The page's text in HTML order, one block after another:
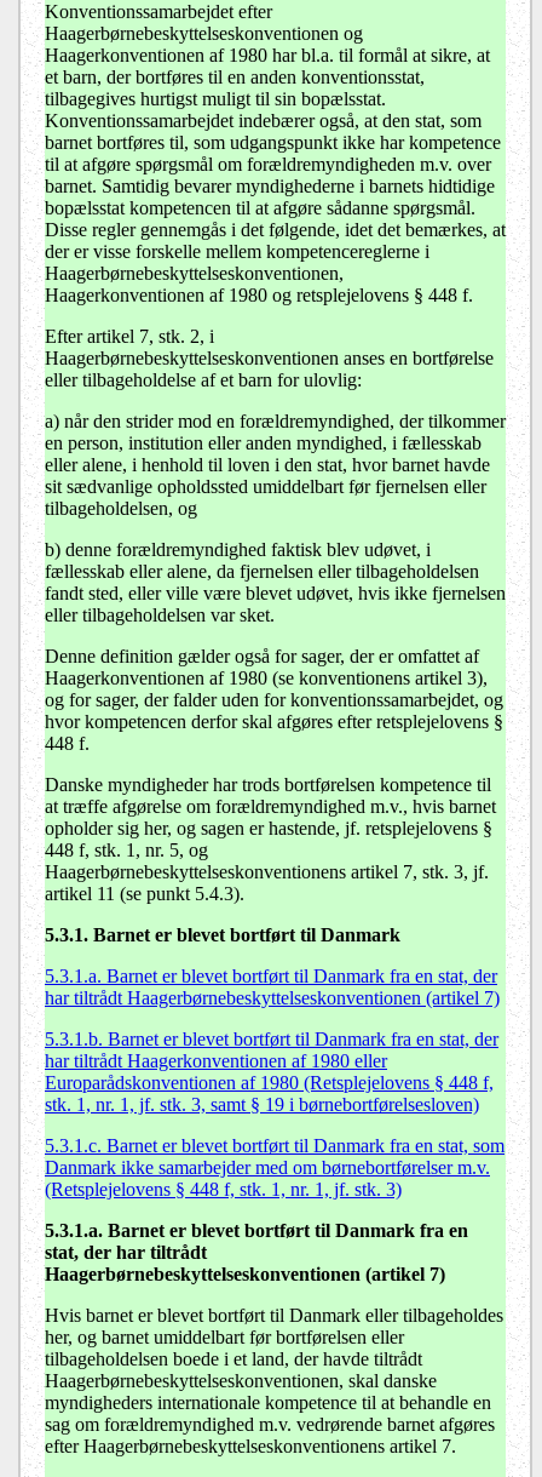
Konventionssamarbejdet efter
Haagerbørnebeskyttelseskonventionen og
Haagerkonventionen af 1980 har bl.a. til formål at sikre, at
et barn, der bortføres til en anden konventionsstat,
tilbagegives hurtigst muligt til sin bopælsstat.
Konventionssamarbejdet indebærer også, at den stat, som
barnet bortføres til, som udgangspunkt ikke har kompetence
til at afgøre spørgsmål om forældremyndigheden m.v. over
barnet. Samtidig bevarer myndighederne i barnets hidtidige
bopælsstat kompetencen til at afgøre sådanne spørgsmål.
Disse regler gennemgås i det følgende, idet det bemærkes, at
der er visse forskelle mellem kompetencereglerne i
Haagerbørnebeskyttelseskonventionen,
Haagerkonventionen af 1980 og retsplejelovens § 448 f.
Efter artikel 7, stk. 2, i
Haagerbørnebeskyttelseskonventionen anses en bortførelse
eller tilbageholdelse af et barn for ulovlig:
a) når den strider mod en forældremyndighed, der tilkommer
en person, institution eller anden myndighed, i fællesskab
eller alene, i henhold til loven i den stat, hvor barnet havde
sit sædvanlige opholdssted umiddelbart før fjernelsen eller
tilbageholdelsen, og
b) denne forældremyndighed faktisk blev udøvet, i
fællesskab eller alene, da fjernelsen eller tilbageholdelsen
fandt sted, eller ville være blevet udøvet, hvis ikke fjernelsen
eller tilbageholdelsen var sket.
Denne definition gælder også for sager, der er omfattet af
Haagerkonventionen af 1980 (se konventionens artikel 3),
og for sager, der falder uden for konventionssamarbejdet, og
hvor kompetencen derfor skal afgøres efter retsplejelovens §
448 f.
Danske myndigheder har trods bortførelsen kompetence til
at træffe afgørelse om forældremyndighed m.v., hvis barnet
opholder sig her, og sagen er hastende, jf. retsplejelovens §
448 f, stk. 1, nr. 5, og
Haagerbørnebeskyttelseskonventionens artikel 7, stk. 3, jf.
artikel 11 (se punkt 5.4.3).
5.3.1. Barnet er blevet bortført til Danmark
5.3.1.a. Barnet er blevet bortført til Danmark fra en stat, der
har tiltrådt Haagerbørnebeskyttelseskonventionen (artikel 7)
5.3.1.b. Barnet er blevet bortført til Danmark fra en stat, der
har tiltrådt Haagerkonventionen af 1980 eller
Europarådskonventionen af 1980 (Retsplejelovens § 448 f,
stk. 1, nr. 1, jf. stk. 3, samt § 19 i børnebortførelsesloven)
5.3.1.c. Barnet er blevet bortført til Danmark fra en stat, som
Danmark ikke samarbejder med om børnebortførelser m.v.
(Retsplejelovens § 448 f, stk. 1, nr. 1, jf. stk. 3)
5.3.1.a. Barnet er blevet bortført til Danmark fra en
stat, der har tiltrådt
Haagerbørnebeskyttelseskonventionen (artikel 7)
Hvis barnet er blevet bortført til Danmark eller tilbageholdes
her, og barnet umiddelbart før bortførelsen eller
tilbageholdelsen boede i et land, der havde tiltrådt
Haagerbørnebeskyttelseskonventionen, skal danske
myndigheders internationale kompetence til at behandle en
sag om forældremyndighed m.v. vedrørende barnet afgøres
efter Haagerbørnebeskyttelseskonventionens artikel 7.